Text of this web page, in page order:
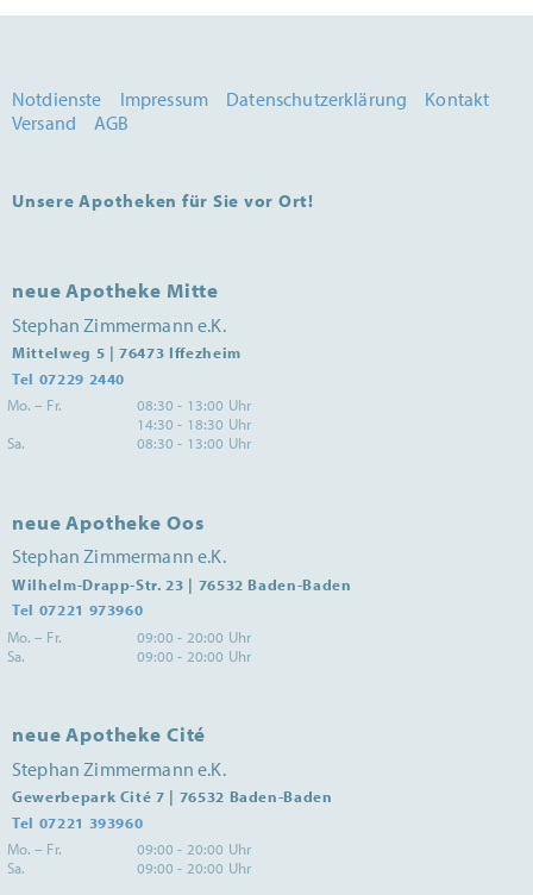
Notdienste Impressum Datenschutzerklärung
Kontakt
Versand
AGB
Unsere Apotheken für Sie vor Ort!
neue Apotheke Mitte
Stephan Zimmermann e.K.
Mittelweg 5 | 76473 Iffezheim
Tel 07229 2440
Mo. – Fr.
08:30 - 13:00 Uhr
14:30 - 18:30 Uhr
Sa.
08:30 - 13:00 Uhr
neue Apotheke Oos
Stephan Zimmermann e.K.
Wilhelm-Drapp-Str. 23 | 76532 Baden-Baden
Tel 07221 973960
Mo. – Fr.
09:00 - 20:00 Uhr
Sa.
09:00 - 20:00 Uhr
neue Apotheke Cité
Stephan Zimmermann e.K.
Gewerbepark Cité 7 | 76532 Baden-Baden
Tel 07221 393960
Mo. – Fr.
09:00 - 20:00 Uhr
Sa.
09:00 - 20:00 Uhr